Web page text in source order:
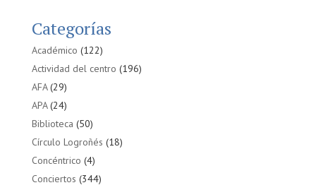
Categorías
Académico (122)
Actividad del centro (196)
AFA(29)
APA(24)
Biblioteca (50)
Círculo Logroñés (18)
Concéntrico (4)
Conciertos (344)